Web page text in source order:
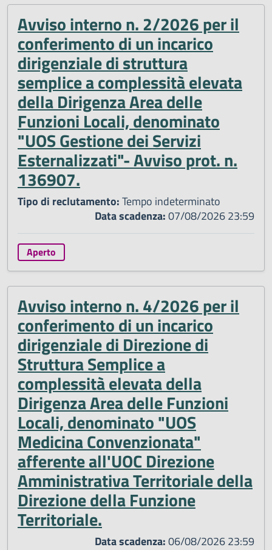
Avviso interno n. 2/2026 per il
conferimento di un incarico
dirigenziale di struttura
semplice a complessità elevata
della Dirigenza Area delle
Funzioni Locali, denominato
"UOS Gestione dei Servizi
Esternalizzati"- Avviso prot. n.
136907.
Tipo di reclutamento:Tempo indeterminato
Data scadenza:07/08/2026 23:59
Aperto
Avviso interno n. 4/2026 per il
conferimento di un incarico
dirigenziale di Direzione di
Struttura Semplice a
complessità elevata della
Dirigenza Area delle Funzioni
Locali, denominato "UOS
Medicina Convenzionata"
afferente all'UOC Direzione
Amministrativa Territoriale della
Direzione della Funzione
Territoriale.
Data scadenza:06/08/2026 23:59